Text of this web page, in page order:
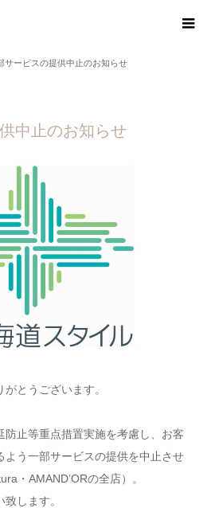
サービスの提供中止のお知らせ
中止のお知らせ
とうございます。
防止等重点措置実施を考慮し、お客
よう一部サービスの提供を中止させ
・AMAND’ORの全店）。
します。